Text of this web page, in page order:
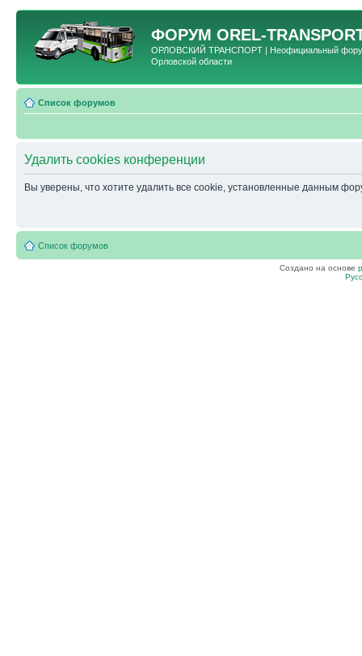
ФОРУМ OREL-
ОРЛОВСКИЙ ТРАНСПОРТ | Неофициальный форум
Орловской области
Список форумов
Удалить cookies конференции
Вы уверены, что хотите удалить все cookie, установленные данным
Список форумов
Создано на основе